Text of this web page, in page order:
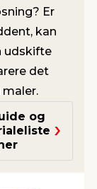
Er
kan
udskifte
det
maler.
og
her